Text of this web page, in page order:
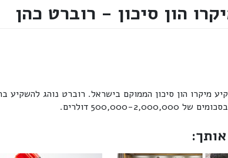
הון סיכון - רוברט כהן
מיקרו הון סיכון הממוקם בישראל. רוברט נוהג להשקיע
2,000,000 דולרים.
אותך: